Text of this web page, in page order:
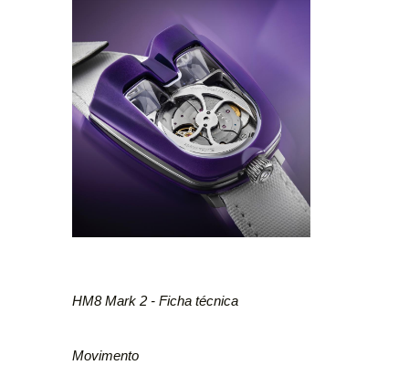
HM8 Mark 2 - Ficha técnica
Movimento